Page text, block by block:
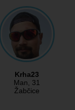
Krha23
Man, 31
Žabčice